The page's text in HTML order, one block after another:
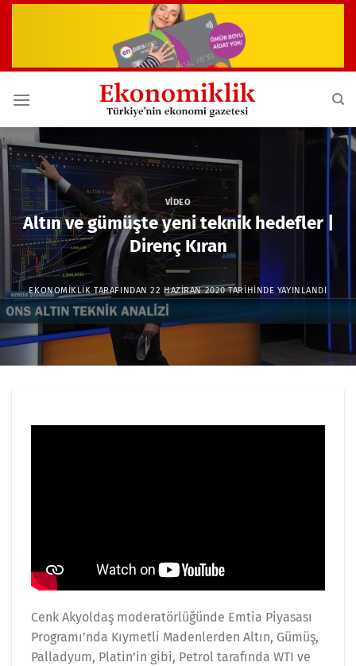
VIDEO
Altın ve gümüşte yeni teknik hedefler |
Direnç Kıran
EKONOMIKLIKTARAFINDAN 22 HAZIRAN 2020TARIHINDE YAYINLANDI
Cenk Akyoldaş moderatörlüğünde Emtia Piyasası
Programı’nda Kıymetli Madenlerden Altın, Gümüş,
Palladyum, Platin’in gibi, Petrol tarafında WTI ve